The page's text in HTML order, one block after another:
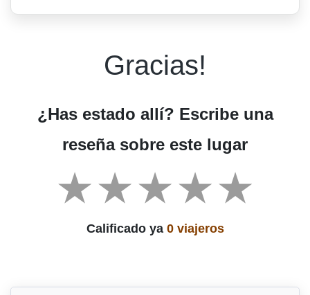
Gracias!
¿Has estado allí? Escribe una
reseña sobre este lugar
Calificado ya 0 viajeros